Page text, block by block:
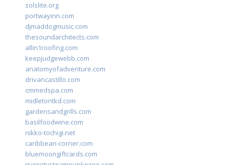
solslite.org
portwayinn.com
djmaddogmusic.com
thesoundarchitects.com
allin1roofing.com
keepjudgewebb.com
anatomyofadventure.com
drivancastillo.com
cmmedspa.com
midletontkd.com
gardensandgrills.com
basilfoodwine.com
nikko-tochigi.net
caribbean-corner.com
bluemoongiftcards.com